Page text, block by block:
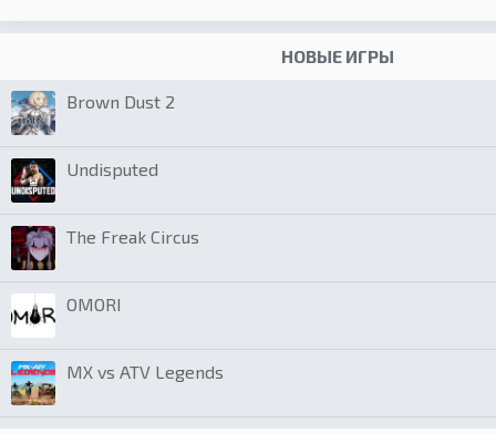
НОВЫЕ ИГРЫ
Brown Dust 2
Undisputed
The Freak Circus
OMORI
MX vs ATV Legends